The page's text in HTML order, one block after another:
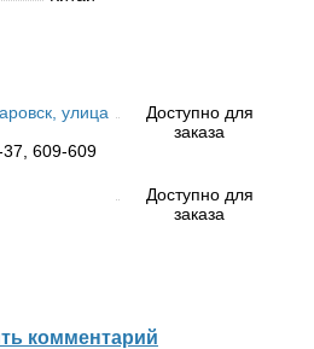
улица
609-609
Доступно для
заказа
Доступно для
заказа
комментарий